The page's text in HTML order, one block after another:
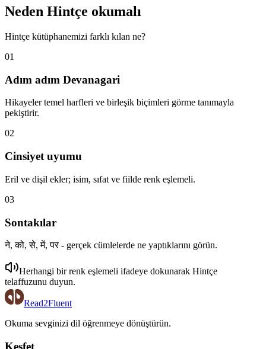
Neden Hintçe okumalı
Hintçe kütüphanemizi farklı kılan ne?
01
Adım adım Devanagari
Hikayeler temel harfleri ve birleşik biçimleri görme tanımayla
pekiştirir.
02
Cinsiyet uyumu
Eril ve dişil ekler; isim, sıfat ve fiilde renk eşlemeli.
03
Sontakılar
ने, को, से, में, पर - gerçek cümlelerde ne yaptıklarını görün.
Herhangi bir renk eşlemeli ifadeye dokunarak Hintçe
telaffuzunu duyun.
Read2Fluent
Okuma sevginizi dil öğrenmeye dönüştürün.
Keşfet